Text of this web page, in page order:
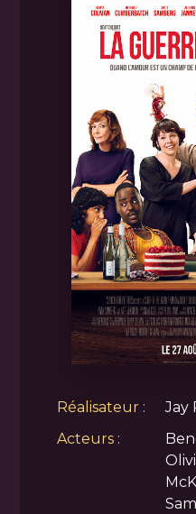
Réalisateur :
Jay
Acteurs :